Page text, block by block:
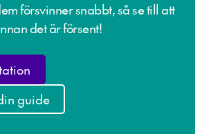
försvinner snabbt, så se till att
det är försent!
guide